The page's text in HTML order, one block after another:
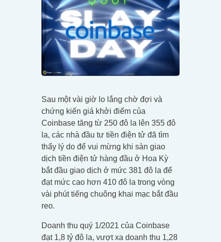
Sau một vài giờ lo lắng chờ đợi và
chứng kiến giá khởi điểm của
Coinbase tăng từ 250 đô la lên 355 đô
la, các nhà đầu tư tiền điện tử đã tìm
thấy lý do để vui mừng khi sàn giao
dịch tiền điện tử hàng đầu ở Hoa Kỳ
bắt đầu giao dịch ở mức 381 đô la để
đạt mức cao hơn 410 đô la trong vòng
vài phút tiếng chuông khai mạc bắt đầu
reo.
Doanh thu quý 1/2021 của Coinbase
đạt 1,8 tỷ đô la, vượt xa doanh thu 1,28